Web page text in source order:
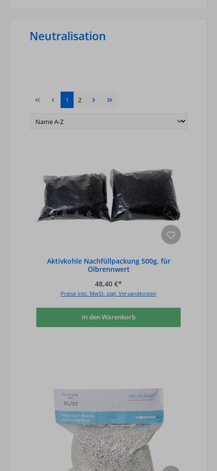
Neutralisation
Seite
1 Seite
2
Aktivkohle Nachfüllpackung 500g, für
Ölbrennwert
48,40 €*
Preise inkl. MwSt. zzgl. Versandkosten
In den Warenkorb